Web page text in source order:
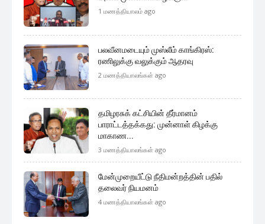
1 மணத்தியாலம் ago
பலவீனமடையும் முஸ்லீம் காங்கிரஸ்:
ரணிலுக்கு வலுக்கும் ஆதரவு
2 மணத்தியாலங்கள் ago
தமிழரசுக் கட்சியின் தீர்மானம்
பாராட்டத்தக்கது: முன்னாள் கிழக்கு
மாகாண...
3 மணத்தியாலங்கள் ago
மேன்முறையீட்டு நீதிமன்றத்தின் பதில்
தலைவர் நியமனம்
4 மணத்தியாலங்கள் ago